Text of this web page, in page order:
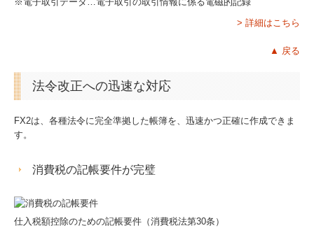
> 詳細はこちら
▲ 戻る
法令改正への迅速な対応
FX2は、各種法令に完全準拠した帳簿を、迅速かつ正確に作成できま
す。
消費税の記帳要件が完璧
仕入税額控除のための記帳要件（消費税法第30条）